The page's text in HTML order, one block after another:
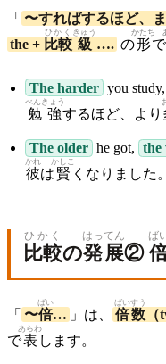
「 〜すればするほど、
the + 比較
ひかく
級
きゅう
…. の形
かたち
で
The harder you study,
勉強
べんきょう
するほど、より
The older he got, the
彼
かれ
は 賢
かしこ
くなりました
比較
ひかく
の発展
はってん
②
ば
「 〜倍
ばい
… 」は、 倍数
ばいすう
で表
あらわ
します。